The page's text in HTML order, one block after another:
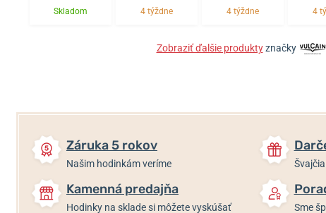
Skladom 4 týždne 4 týždne 4
Zobraziť ďalšie produktyznačky
Záruka 5 rokov
Našim hodinkám veríme
Kamenná predajňa
Hodinky na sklade si môžete vyskúšať Sme